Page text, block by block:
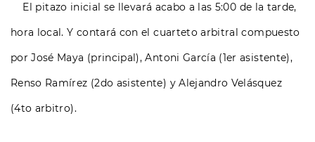
El pitazo inicial se llevará acabo a las 5:00 de la tarde,
hora local. Y contará con el cuarteto arbitral compuesto
por José Maya (principal), Antoni García (1er asistente),
Renso Ramírez (2do asistente) y Alejandro Velásquez
(4to arbitro).